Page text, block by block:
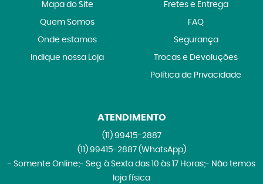
Mapa do Site
Quem Somos
Onde estamos
Indique nossa Loja
Fretes e Entrega
FAQ
Segurança
Trocas e Devoluções
Política de Privacidade
ATENDIMENTO
(11)99415-2887
(11)99415-2887 (WhatsApp)
- Somente Online;- Seg. à Sexta das 10 às 17 Horas;- Não temos
loja física